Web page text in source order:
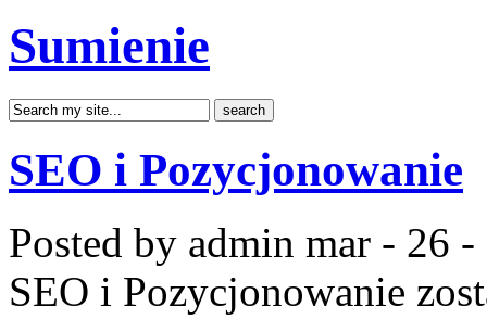
Sumienie
SEO i Pozycjonowanie
Posted by admin mar - 26 -
SEO i Pozycjonowanie